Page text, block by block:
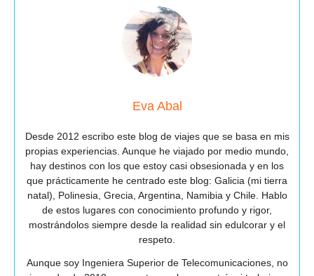
Eva Abal
Desde 2012 escribo este blog de viajes que se basa en mis
propias experiencias. Aunque he viajado por medio mundo,
hay destinos con los que estoy casi obsesionada y en los
que prácticamente he centrado este blog: Galicia (mi tierra
natal), Polinesia, Grecia, Argentina, Namibia y Chile. Hablo
de estos lugares con conocimiento profundo y rigor,
mostrándolos siempre desde la realidad sin edulcorar y el
respeto.
Aunque soy Ingeniera Superior de Telecomunicaciones, no